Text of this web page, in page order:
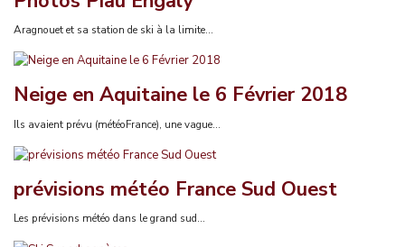
Aragnouet et sa station de ski à la limite...
Neige en Aquitaine le 6 Février 2018
Ils avaient prévu (météoFrance), une vague...
prévisions météo France Sud Ouest
Les prévisions météo dans le grand sud...